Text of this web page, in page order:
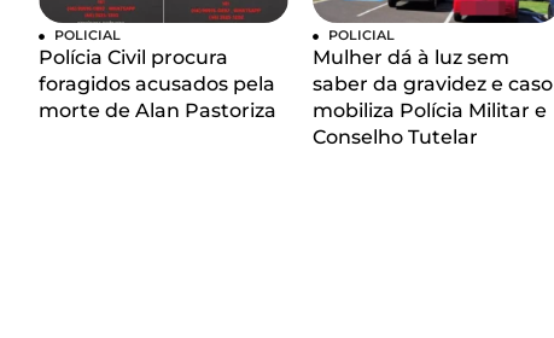
POLICIAL
Polícia Civil procura
foragidos acusados pela
morte de Alan Pastoriza
POLICIAL
Mulher dá à luz sem
saber da gravidez e caso
mobiliza Polícia Militar e
Conselho Tutelar